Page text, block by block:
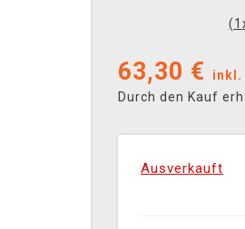
(1
63,30 €
inkl.
Durch den Kauf
Ausverkauft